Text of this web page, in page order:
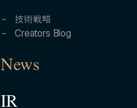
技術戦略
Creators Blog
News
IR